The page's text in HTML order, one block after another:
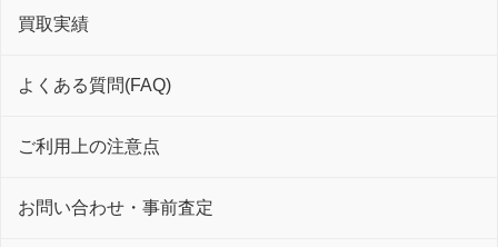
買取実績
よくある質問(FAQ)
ご利用上の注意点
お問い合わせ・事前査定